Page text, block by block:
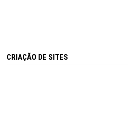
CRIAÇÃO DE SITES